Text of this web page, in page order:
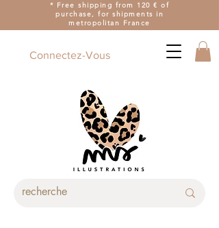
* Free shipping from 120 € of
purchase, for shipments in
metropolitan France
Connectez-Vous